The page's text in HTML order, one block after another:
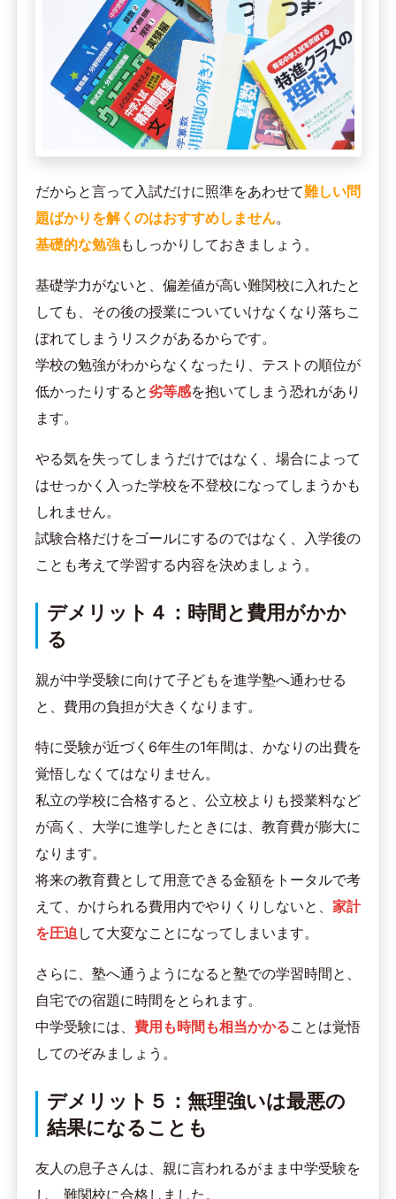
だからと言って入試だけに照準をあわせて難しい問
題ばかりを解くのはおすすめしません。
基礎的な勉強もしっかりしておきましょう。
基礎学力がないと、偏差値が高い難関校に入れたと
しても、その後の授業についていけなくなり落ちこ
ぼれてしまうリスクがあるからです。
学校の勉強がわからなくなったり、テストの順位が
低かったりすると劣等感を抱いてしまう恐れがあり
ます。
やる気を失ってしまうだけではなく、場合によって
はせっかく入った学校を不登校になってしまうかも
しれません。
試験合格だけをゴールにするのではなく、入学後の
ことも考えて学習する内容を決めましょう。
デメリット４：時間と費用がかか
る
親が中学受験に向けて子どもを進学塾へ通わせる
と、費用の負担が大きくなります。
特に受験が近づく6年生の1年間は、かなりの出費を
覚悟しなくてはなりません。
私立の学校に合格すると、公立校よりも授業料など
が高く、大学に進学したときには、教育費が膨大に
なります。
将来の教育費として用意できる金額をトータルで考
えて、かけられる費用内でやりくりしないと、 家計
を圧迫して大変なことになってしまいます。
さらに、塾へ通うようになると塾での学習時間と、
自宅での宿題に時間をとられます。
中学受験には、 費用も時間も相当かかることは覚悟
してのぞみましょう。
デメリット５：無理強いは最悪の
結果になることも
友人の息子さんは、親に言われるがまま中学受験を
し、難関校に合格しました。